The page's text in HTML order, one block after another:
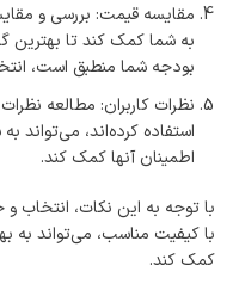
مقایسه قیمت: بررسی و
به شما کمک کند تا بهترین
بودجه شما منطبق است،
نظرات کاربران: مطالعه
استفاده کرده‌اند، می‌تواند
اطمینان آنها کمک کند.
با توجه به این نکات،
با کیفیت مناسب، می‌تواند به
کمک کند.